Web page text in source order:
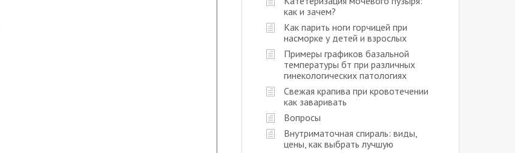
как и зачем?
Как парить ноги горчицей при
насморке у детей и взрослых
Примеры графиков базальной
температуры бт при различных
гинекологических патологиях
Свежая крапива при кровотечении
как заваривать
Вопросы
Внутриматочная спираль: виды,
цены, как выбрать лучшую